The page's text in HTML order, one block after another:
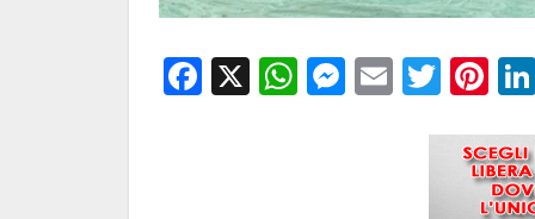
Facebook
X WhatsApp
Messenger
Email